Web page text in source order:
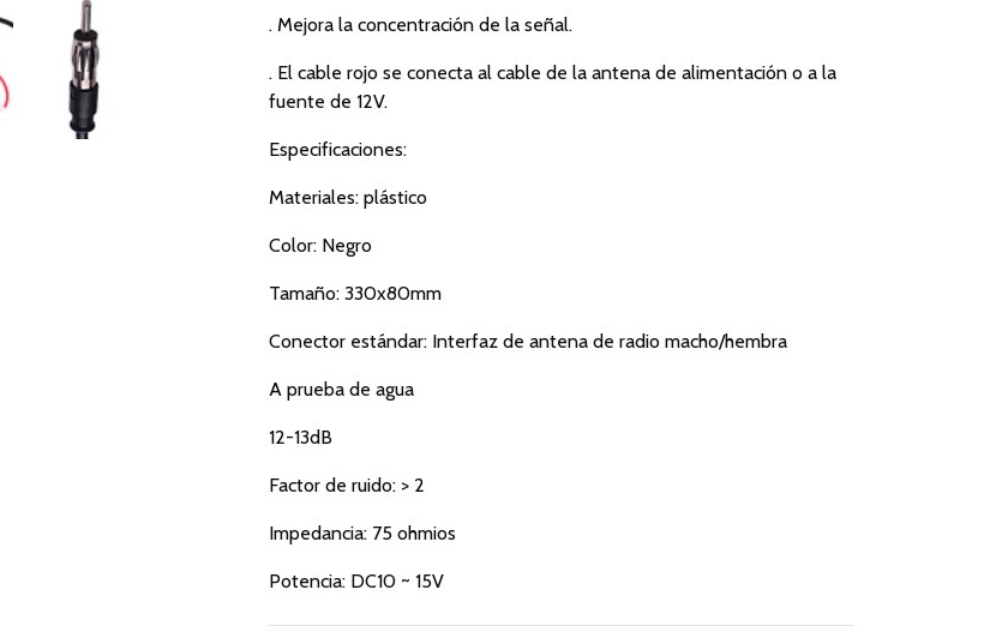
. Mejora la concentración de la señal.
. El cable rojo se conecta al cable de la antena de alimentación o a la
fuente de 12V.
Especificaciones:
Materiales: plástico
Color: Negro
Tamaño: 330x80mm
Conector estándar: Interfaz de antena de radio macho/hembra
A prueba de agua
12-13dB
Factor de ruido: > 2
Impedancia: 75 ohmios
Potencia: DC10 ~ 15V